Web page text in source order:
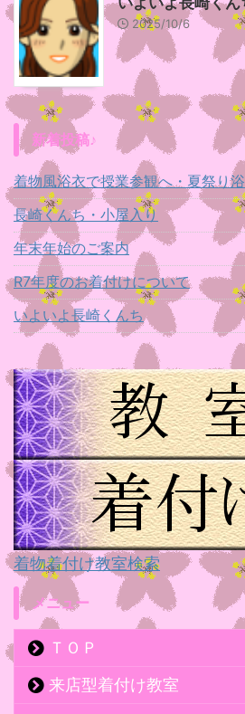
2025/10/6
新着投稿♪
着物風浴衣で授業参観へ・夏祭り
長崎くんち・小屋入り
年末年始のご案内
R7年度のお着付けについて
いよいよ長崎くんち
着物着付け教室検索
メニュー
ＴＯＰ
来店型着付け教室